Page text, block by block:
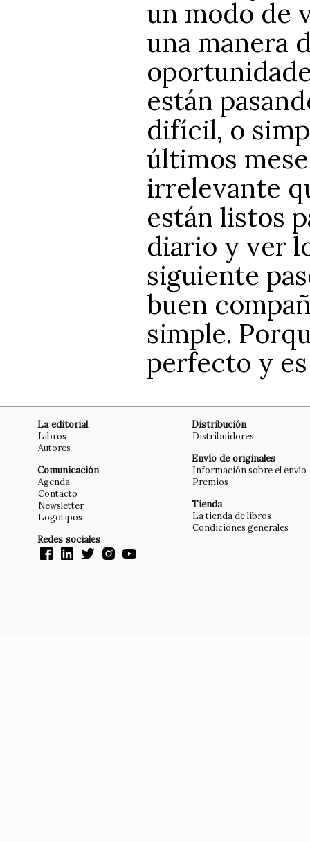
un modo de
una manera
están
difícil, o
últimos
irrelevante
están listos
diario y ver
siguiente
buen
simple.
perfecto y
La editorial
Libros
Autores
Comunicación
Agenda
Contacto
Newsletter
Logotipos
Redes sociales
Distribución
Distribuidores
Envío de originales
Información sobre el envío
Premios
Tienda
La tienda de libros
Condiciones generales